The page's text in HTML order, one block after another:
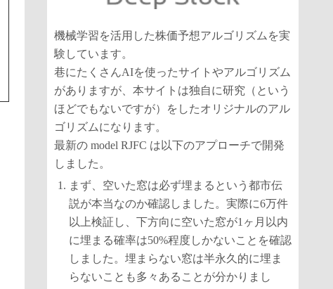
機械学習を活用した株価予想アルゴリズムを実
験しています。
巷にたくさんAIを使ったサイトやアルゴリズム
がありますが、本サイトは独自に研究（という
ほどでもないですが）をしたオリジナルのアル
ゴリズムになります。
最新の model RJFC は以下のアプローチで開発
しました。
まず、空いた窓は必ず埋まるという都市伝
説が本当なのか確認しました。実際に6万件
以上検証し、下方向に空いた窓が1ヶ月以内
に埋まる確率は50%程度しかないことを確認
しました。埋まらない窓は半永久的に埋ま
らないことも多々あることが分かりまし